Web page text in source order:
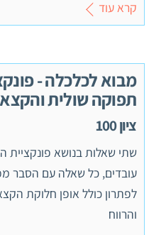
קרא עוד
מבוא לכלכלה -
תפוקה שולית
ציון 100
שתי שאלות בנושא פונקציית
עובדים, כל שאלה עם הסבר
לפתרון כולל אופן חלוקת
והרווח